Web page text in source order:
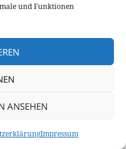
und Funktionen
ANSEHEN
Impressum